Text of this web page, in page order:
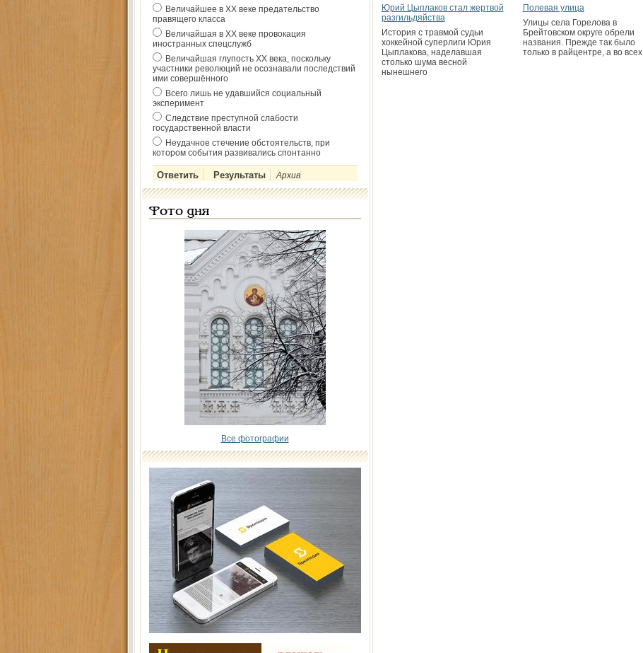
Величайшее в ХХ веке предательство
правящего класса
Величайшая в ХХ веке провокация
иностранных спецслужб
Величайшая глупость ХХ века, поскольку
участники революций не осознавали последствий
ими совершённого
Всего лишь не удавшийся социальный
эксперимент
Следствие преступной слабости
государственной власти
Неудачное стечение обстоятельств, при
котором события развивались спонтанно
Архив
Фото дня
Все фотографии
Юрий Цыплаков стал жертвой
разгильдяйства
История с травмой судьи
хоккейной суперлиги Юрия
Цыплакова, наделавшая
столько шума весной
нынешнего
Полевая улица
Улицы села Горелова в
Брейтовском округе обрели
названия. Прежде так было
только в райцентре, а во всех